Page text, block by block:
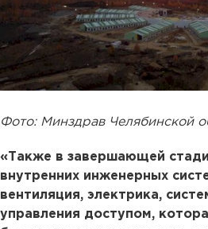
Фото: Минздрав Челябинской
«Также в завершающей
внутренних инженерных
вентиляция, электрика,
управления доступом,